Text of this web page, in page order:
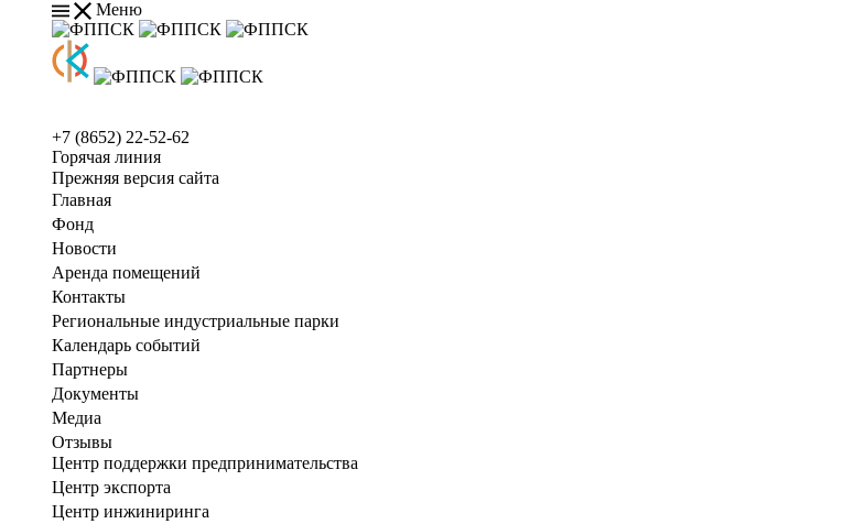
Меню
+7 (8652) 22-52-62
Горячая линия
Прежняя версия сайта
Главная
Фонд
Новости
Аренда помещений
Контакты
Региональные индустриальные парки
Календарь событий
Партнеры
Документы
Медиа
Отзывы
Центр поддержки предпринимательства
Центр экспорта
Центр инжиниринга